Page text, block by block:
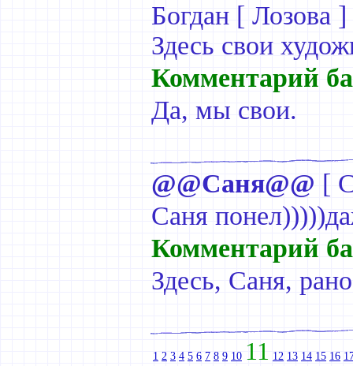
Богдан [ Лозова ]
Здесь свои
Комментарий
Да, мы свои.
@@Саня@@ [
Саня
Комментарий
Здесь, Саня,
1 2 3 4 5 6 7 8 9 10 11 12 13 14 15 16